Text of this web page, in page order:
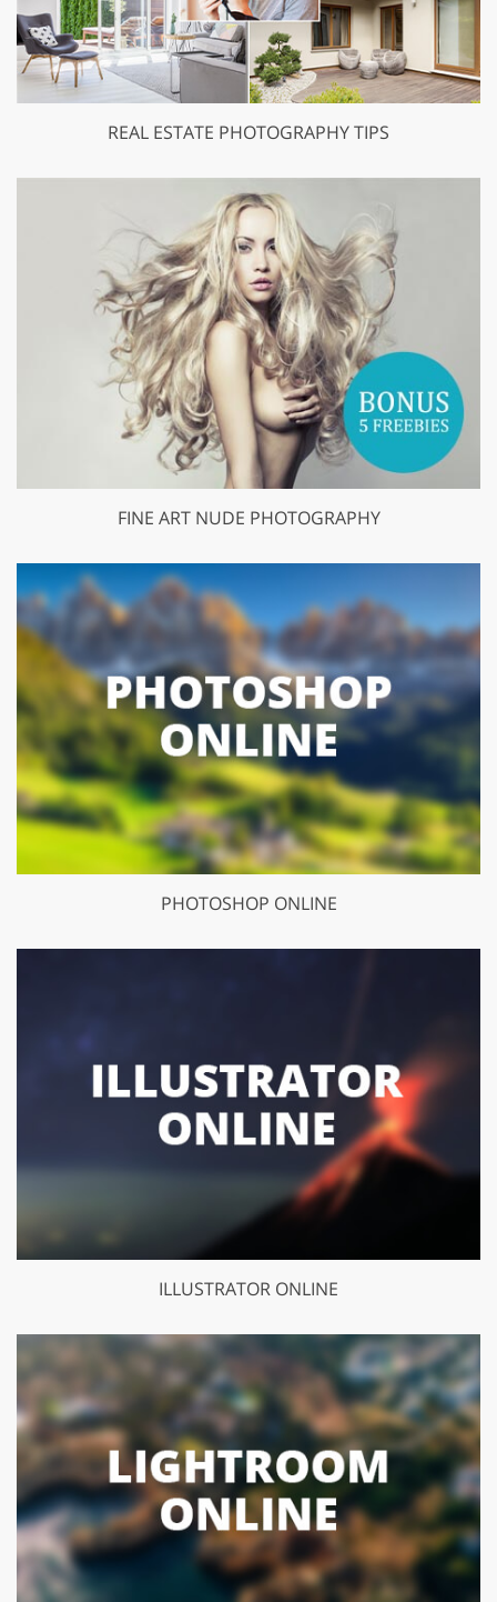
REAL ESTATE PHOTOGRAPHY TIPS
FINE ART NUDE PHOTOGRAPHY
PHOTOSHOP ONLINE
ILLUSTRATOR ONLINE